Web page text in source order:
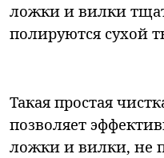
ложки и вилки
полируются сухой
Такая простая
позволяет
ложки и вилки, не